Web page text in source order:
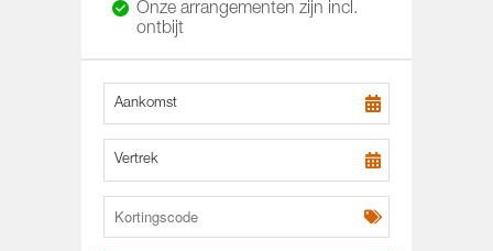
Onze arrangementen zijn incl.
ontbijt
Aankomst
Vertrek